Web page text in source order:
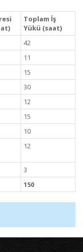
Toplam İş
Yükü (saat)
42
11
15
30
12
15
10
12
3
150